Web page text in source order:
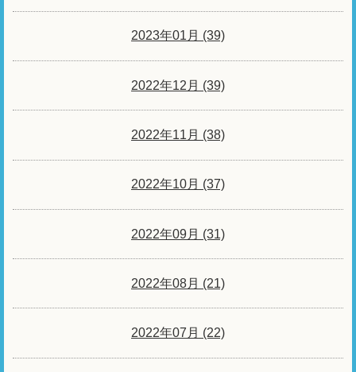
2023年01月 (39)
2022年12月 (39)
2022年11月 (38)
2022年10月 (37)
2022年09月 (31)
2022年08月 (21)
2022年07月 (22)